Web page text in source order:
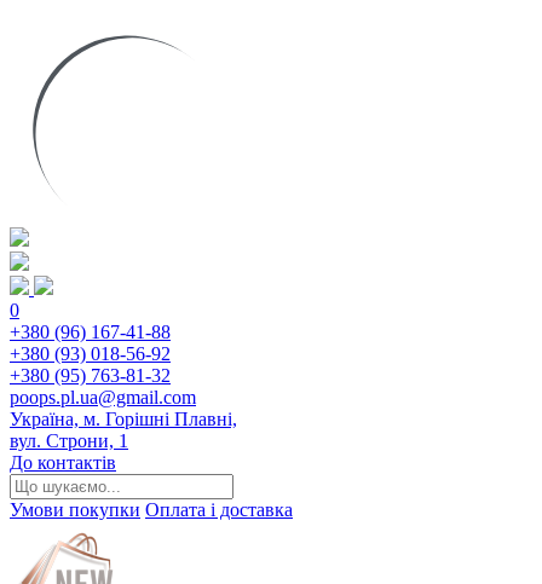
0
+380 (96) 167-41-88
+380 (93) 018-56-92
+380 (95) 763-81-32
poops.pl.ua@gmail.com
Україна, м. Горішні Плавні,
вул. Строни, 1
До контактів
Умови покупки Оплата і доставка